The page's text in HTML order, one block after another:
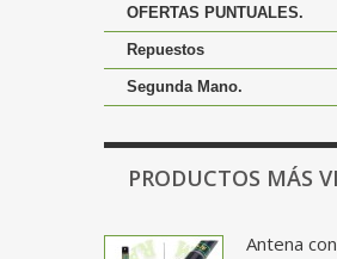
OFERTAS PUNTUALES.
Repuestos
Segunda Mano.
PRODUCTOS MÁS
Antena